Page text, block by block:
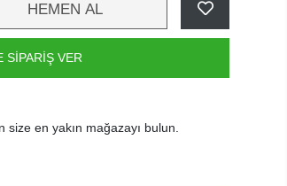
HEMEN AL
SİPARİŞ VER
en yakın mağazayı bulun.